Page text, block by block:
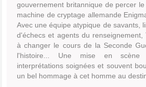
gouvernement britannique de percer
machine de cryptage allemande
Avec une équipe atypique de savants,
d'échecs et agents du
à changer le cours de la Seconde
l'histoire... Une mise en
interprétations soignées et souvent
un bel hommage à cet homme au